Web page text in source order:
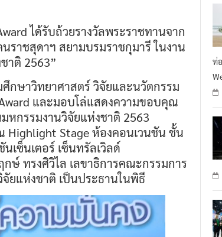
ได้รับถ้วยรางวัลพระราชทานจาก
ราชสุดาฯ สยามบรมราชกุมารี ในงาน
าติ 2563”
กษาวิทยาศาสตร์ วิจัยและนวัตกรรม
และมอบโล่แสดงความขอบคุณ
หกรรมงานวิจัยแห่งชาติ 2563
Highlight Stage ห้องคอนเวนชัน ชั้น
เซ็นเตอร์ เซ็นทรัลเวิลด์
ษ์ ทรงศิวิไล เลขาธิการคณะกรรมการ
ยแห่งชาติ เป็นประธานในพิธี
ท่